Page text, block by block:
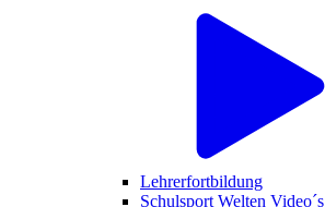
Lehrerfortbildung
Schulsport Welten Video´s